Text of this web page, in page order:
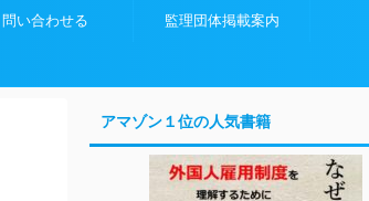
問い合わせる 監理団体掲載案内
アマゾン１位の人気書籍